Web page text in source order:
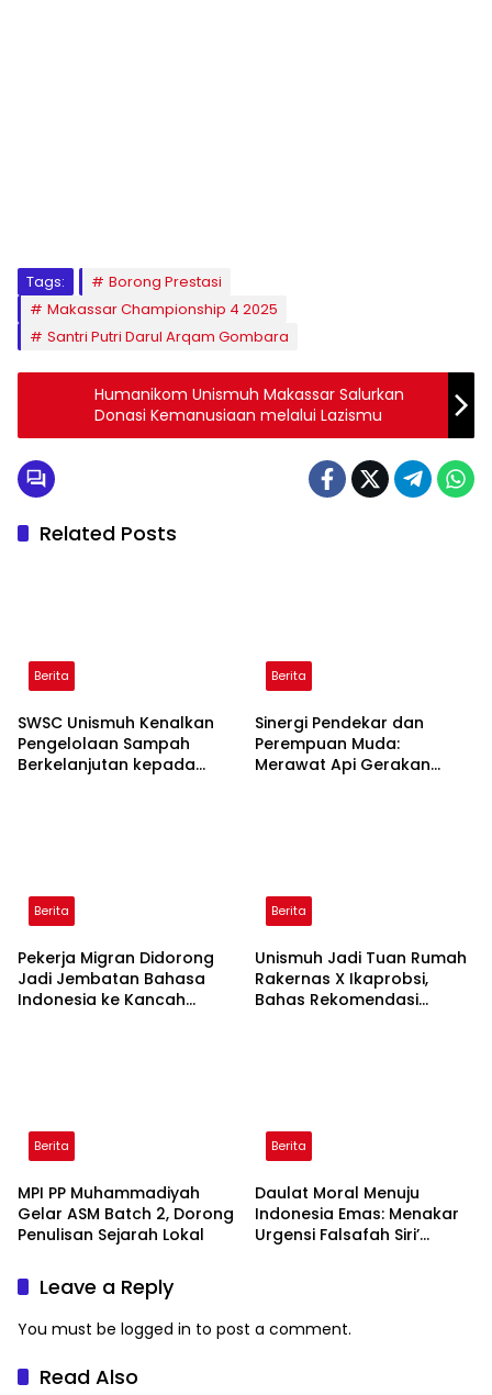
Tags:
Borong Prestasi
Makassar Championship 4 2025
Santri Putri Darul Arqam Gombara
Humanikom Unismuh Makassar Salurkan
Donasi Kemanusiaan melalui Lazismu
Related Posts
Berita
SWSC Unismuh Kenalkan
Pengelolaan Sampah
Berkelanjutan kepada
Berita
Sinergi Pendekar dan
Perempuan Muda:
Merawat Api Gerakan
Berita
Pekerja Migran Didorong
Jadi Jembatan Bahasa
Indonesia ke Kancah
Berita
Unismuh Jadi Tuan Rumah
Rakernas X Ikaprobsi,
Bahas Rekomendasi
Berita
MPI PP Muhammadiyah
Gelar ASM Batch 2, Dorong
Penulisan Sejarah Lokal
Berita
Daulat Moral Menuju
Indonesia Emas: Menakar
Urgensi Falsafah Siri’
Leave a Reply
You must be logged in to post a comment.
Read Also